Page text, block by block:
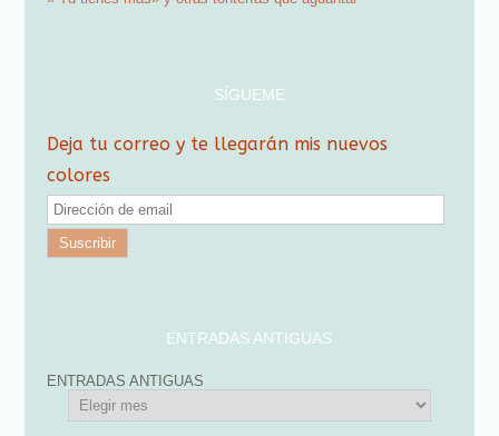
SÍGUEME
Deja tu correo y te llegarán mis nuevos
colores
D
ENTRADAS ANTIGUAS
ENTRADAS ANTIGUAS